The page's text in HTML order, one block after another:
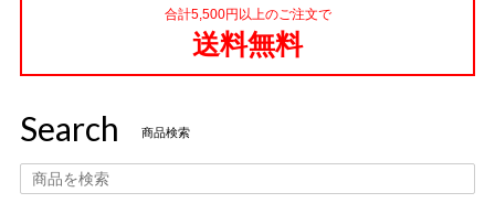
合計5,500円以上のご注文で
送料無料
Search 商品検索